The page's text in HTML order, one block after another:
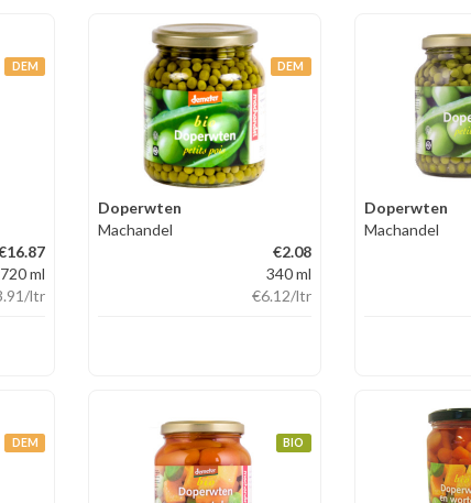
DEM
ml
/ltr
DEM
Doperwten
Machandel
€2.08
340 ml
€6.12/ltr
Doperwten
Machandel
DEM BIO